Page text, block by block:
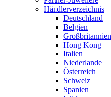
Händlerverzeichnis
Deutschland
Belgien
Großbritannien
Hong Kong
Italien
Niederlande
Österreich
Schweiz
Spanien